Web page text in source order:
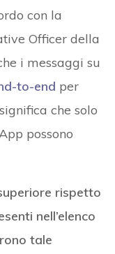
con la
Officer della
i messaggi su
to-end per
che solo
possono
rispetto
nell’elenco
tale